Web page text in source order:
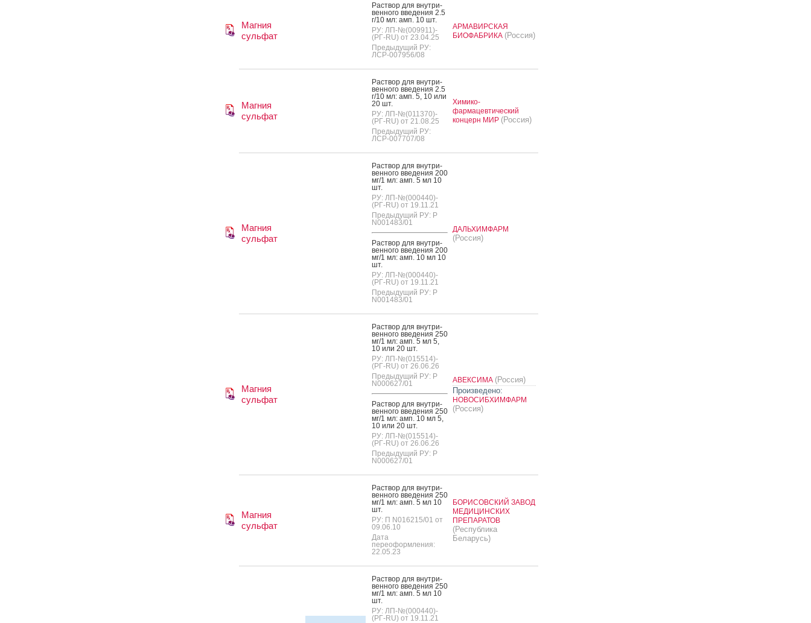
Магния
сульфат
Рас­твор для внут­ри­
вен­но­го вве­дения 2.5
г/10 мл: амп. 10 шт.
РУ: ЛП-№(009911)-
(РГ-RU) от 23.04.25
Предыдущий РУ:
ЛСР-007956/08
АРМАВИРСКАЯ
БИОФАБРИКА (Россия)
Магния
сульфат
Рас­твор для внут­ри­
вен­но­го вве­дения 2.5
г/10 мл: амп. 5, 10 или
20 шт.
РУ: ЛП-№(011370)-
(РГ-RU) от 21.08.25
Предыдущий РУ:
ЛСР-007707/08
Химико-
фармацевтический
концерн МИР (Россия)
Магния
сульфат
Рас­твор для внут­ри­
вен­но­го вве­дения 200
мг/1 мл: амп. 5 мл 10
шт.
РУ: ЛП-№(000440)-
(РГ-RU) от 19.11.21
Предыдущий РУ: Р
N001483/01
Рас­твор для внут­ри­
вен­но­го вве­дения 200
мг/1 мл: амп. 10 мл 10
шт.
РУ: ЛП-№(000440)-
(РГ-RU) от 19.11.21
Предыдущий РУ: Р
N001483/01
ДАЛЬХИМФАРМ
(Россия)
Магния
сульфат
Рас­твор для внут­ри­
вен­но­го вве­дения 250
мг/1 мл: амп. 5 мл 5,
10 или 20 шт.
РУ: ЛП-№(015514)-
(РГ-RU) от 26.06.26
Предыдущий РУ: Р
N000627/01
Рас­твор для внут­ри­
вен­но­го вве­дения 250
мг/1 мл: амп. 10 мл 5,
10 или 20 шт.
РУ: ЛП-№(015514)-
(РГ-RU) от 26.06.26
Предыдущий РУ: Р
N000627/01
АВЕКСИМА (Россия)
Произведено:
НОВОСИБХИМФАРМ
(Россия)
Магния
сульфат
Рас­твор для внут­ри­
вен­но­го вве­дения 250
мг/1 мл: амп. 5 мл 10
шт.
РУ: П N016215/01 от
09.06.10
Дата
переоформления:
22.05.23
БОРИСОВСКИЙ ЗАВОД
МЕДИЦИНСКИХ
ПРЕПАРАТОВ
(Республика
Беларусь)
Рас­твор для внут­ри­
вен­но­го вве­дения 250
мг/1 мл: амп. 5 мл 10
шт.
РУ: ЛП-№(000440)-
(РГ-RU) от 19.11.21